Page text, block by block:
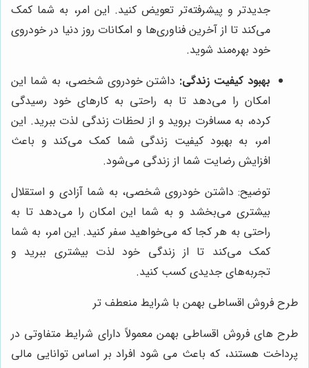
جدیدتر و پیشرفته‌تر تعویض کنید. این امر، به شما کمک
می‌کند تا از آخرین فناوری‌ها و امکانات روز دنیا در خودروی
خود بهره‌مند شوید.
بهبود کیفیت زندگی: داشتن خودروی شخصی، به شما این
امکان را می‌دهد تا به راحتی به کارهای خود رسیدگی
کرده، به مسافرت بروید و از لحظات زندگی لذت ببرید. این
امر، به بهبود کیفیت زندگی شما کمک می‌کند و باعث
افزایش رضایت شما از زندگی می‌شود.
توضیح: داشتن خودروی شخصی، به شما آزادی و استقلال
بیشتری می‌بخشد و به شما این امکان را می‌دهد تا به
راحتی به هر کجا که می‌خواهید سفر کنید. این امر، به شما
کمک می‌کند تا از زندگی خود لذت بیشتری ببرید و
تجربه‌های جدیدی کسب کنید.
طرح فروش اقساطی بهمن با شرایط منعطف تر
طرح های فروش اقساطی بهمن معمولاً دارای شرایط متفاوتی در
پرداخت هستند، که باعث می شود افراد بر اساس توانایی مالی